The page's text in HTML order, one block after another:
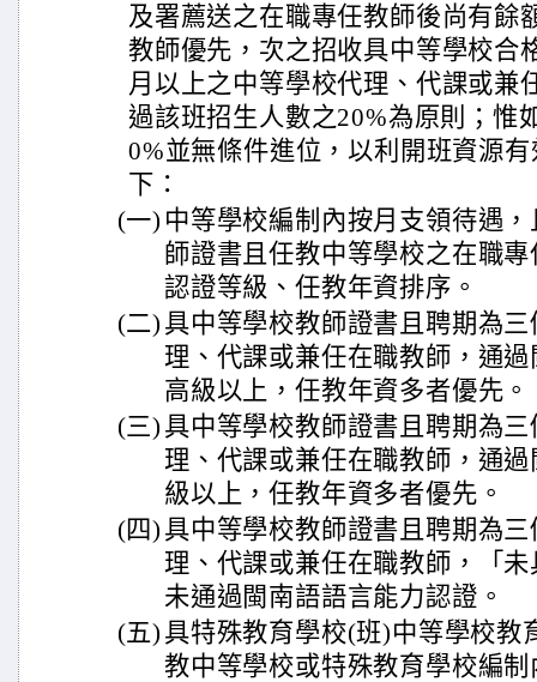
及署薦送之在職專任教師後尚有餘
教師優先，次之招收具中等學校合
月以上之中等學校代理、代課或兼
過該班招生人數之20%為原則；惟
0%並無條件進位，以利開班資源
下：
(一) 中等學校編制內按月支領待遇
師證書且任教中等學校之在職
認證等級、任教年資排序。
(二) 具中等學校教師證書且聘期為
理、代課或兼任在職教師，通
高級以上，任教年資多者優先。
(三) 具中等學校教師證書且聘期為
理、代課或兼任在職教師，通
級以上，任教年資多者優先。
(四) 具中等學校教師證書且聘期為
理、代課或兼任在職教師，「
未通過閩南語語言能力認證。
(五) 具特殊教育學校(班)中等學校教
教中等學校或特殊教育學校編